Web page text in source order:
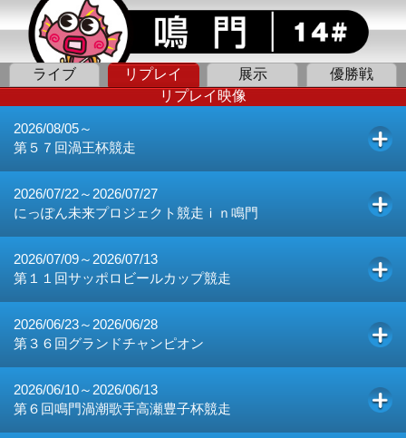
ライブ リプレイ 展示
優勝戦
リプレイ映像
2026/08/05～
第５７回渦王杯競走
2026/07/22～2026/07/27
にっぽん未来プロジェクト競走ｉｎ鳴門
2026/07/09～2026/07/13
第１１回サッポロビールカップ競走
2026/06/23～2026/06/28
第３６回グランドチャンピオン
2026/06/10～2026/06/13
第６回鳴門渦潮歌手高瀬豊子杯競走